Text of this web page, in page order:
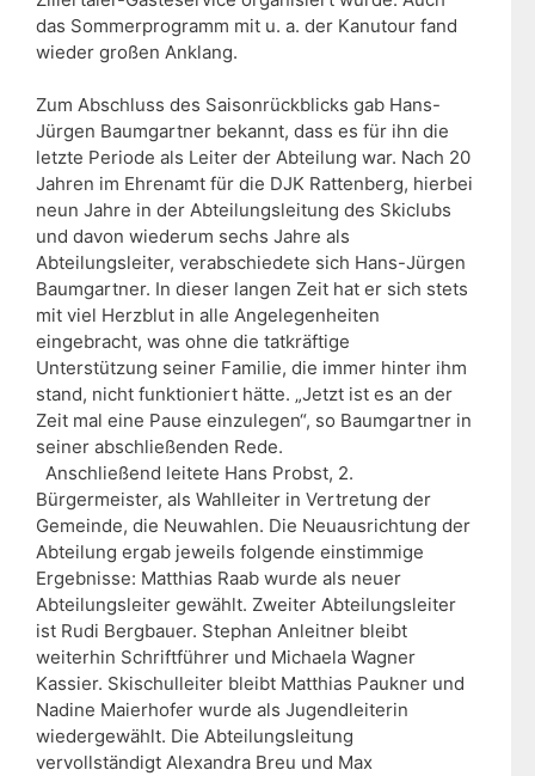
das Sommerprogramm mit u. a. der Kanutour fand
wieder großen Anklang.
Zum Abschluss des Saisonrückblicks gab Hans-
Jürgen Baumgartner bekannt, dass es für ihn die
letzte Periode als Leiter der Abteilung war. Nach 20
Jahren im Ehrenamt für die DJK Rattenberg, hierbei
neun Jahre in der Abteilungsleitung des Skiclubs
und davon wiederum sechs Jahre als
Abteilungsleiter, verabschiedete sich Hans-Jürgen
Baumgartner. In dieser langen Zeit hat er sich stets
mit viel Herzblut in alle Angelegenheiten
eingebracht, was ohne die tatkräftige
Unterstützung seiner Familie, die immer hinter ihm
stand, nicht funktioniert hätte. „Jetzt ist es an der
Zeit mal eine Pause einzulegen“, so Baumgartner in
seiner abschließenden Rede.
Anschließend leitete Hans Probst, 2.
Bürgermeister, als Wahlleiter in Vertretung der
Gemeinde, die Neuwahlen. Die Neuausrichtung der
Abteilung ergab jeweils folgende einstimmige
Ergebnisse: Matthias Raab wurde als neuer
Abteilungsleiter gewählt. Zweiter Abteilungsleiter
ist Rudi Bergbauer. Stephan Anleitner bleibt
weiterhin Schriftführer und Michaela Wagner
Kassier. Skischulleiter bleibt Matthias Paukner und
Nadine Maierhofer wurde als Jugendleiterin
wiedergewählt. Die Abteilungsleitung
vervollständigt Alexandra Breu und Max